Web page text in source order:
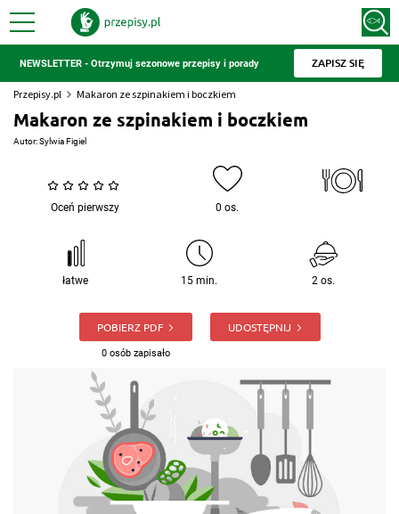
NEWSLETTER - Otrzymuj sezonowe przepisy i porady ZAPISZ SIĘ
Przepisy.pl Makaron ze szpinakiem i boczkiem
Makaron ze szpinakiem i boczkiem
Autor:Sylwia Figiel
Oceń pierwszy 0 os.
łatwe 15 min. 2 os.
POBIERZ PDF
0 osób zapisało
UDOSTĘPNIJ